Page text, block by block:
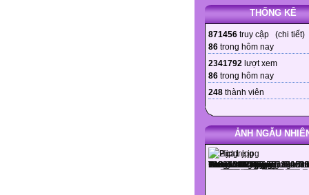
THỐNG KÊ
871456 truy cập (chi tiết)
86 trong hôm nay
2341792 lượt xem
86 trong hôm nay
248 thành viên
ẢNH NGẪU